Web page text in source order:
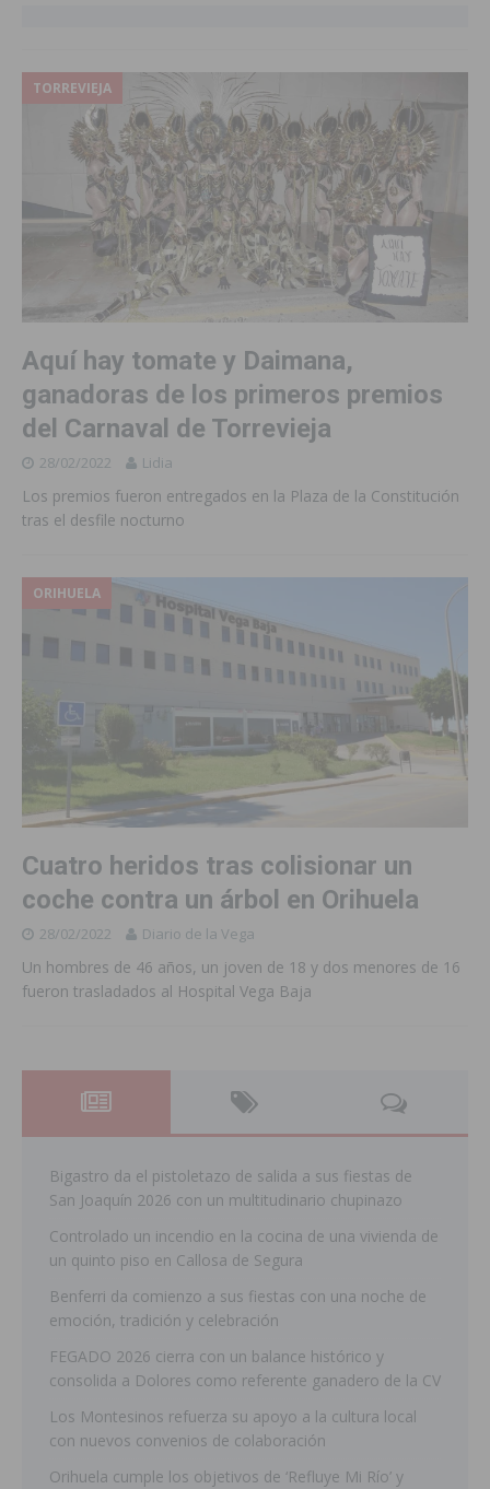
TORREVIEJA
Aquí hay tomate y Daimana,
ganadoras de los primeros premios
del Carnaval de Torrevieja
28/02/2022 Lidia
Los premios fueron entregados en la Plaza de la Constitución
tras el desfile nocturno
ORIHUELA
Cuatro heridos tras colisionar un
coche contra un árbol en Orihuela
28/02/2022 Diario de la Vega
Un hombres de 46 años, un joven de 18 y dos menores de 16
fueron trasladados al Hospital Vega Baja
Bigastro da el pistoletazo de salida a sus fiestas de
San Joaquín 2026 con un multitudinario chupinazo
Controlado un incendio en la cocina de una vivienda de
un quinto piso en Callosa de Segura
Benferri da comienzo a sus fiestas con una noche de
emoción, tradición y celebración
FEGADO 2026 cierra con un balance histórico y
consolida a Dolores como referente ganadero de la CV
Los Montesinos refuerza su apoyo a la cultura local
con nuevos convenios de colaboración
Orihuela cumple los objetivos de ‘Refluye Mi Río’ y